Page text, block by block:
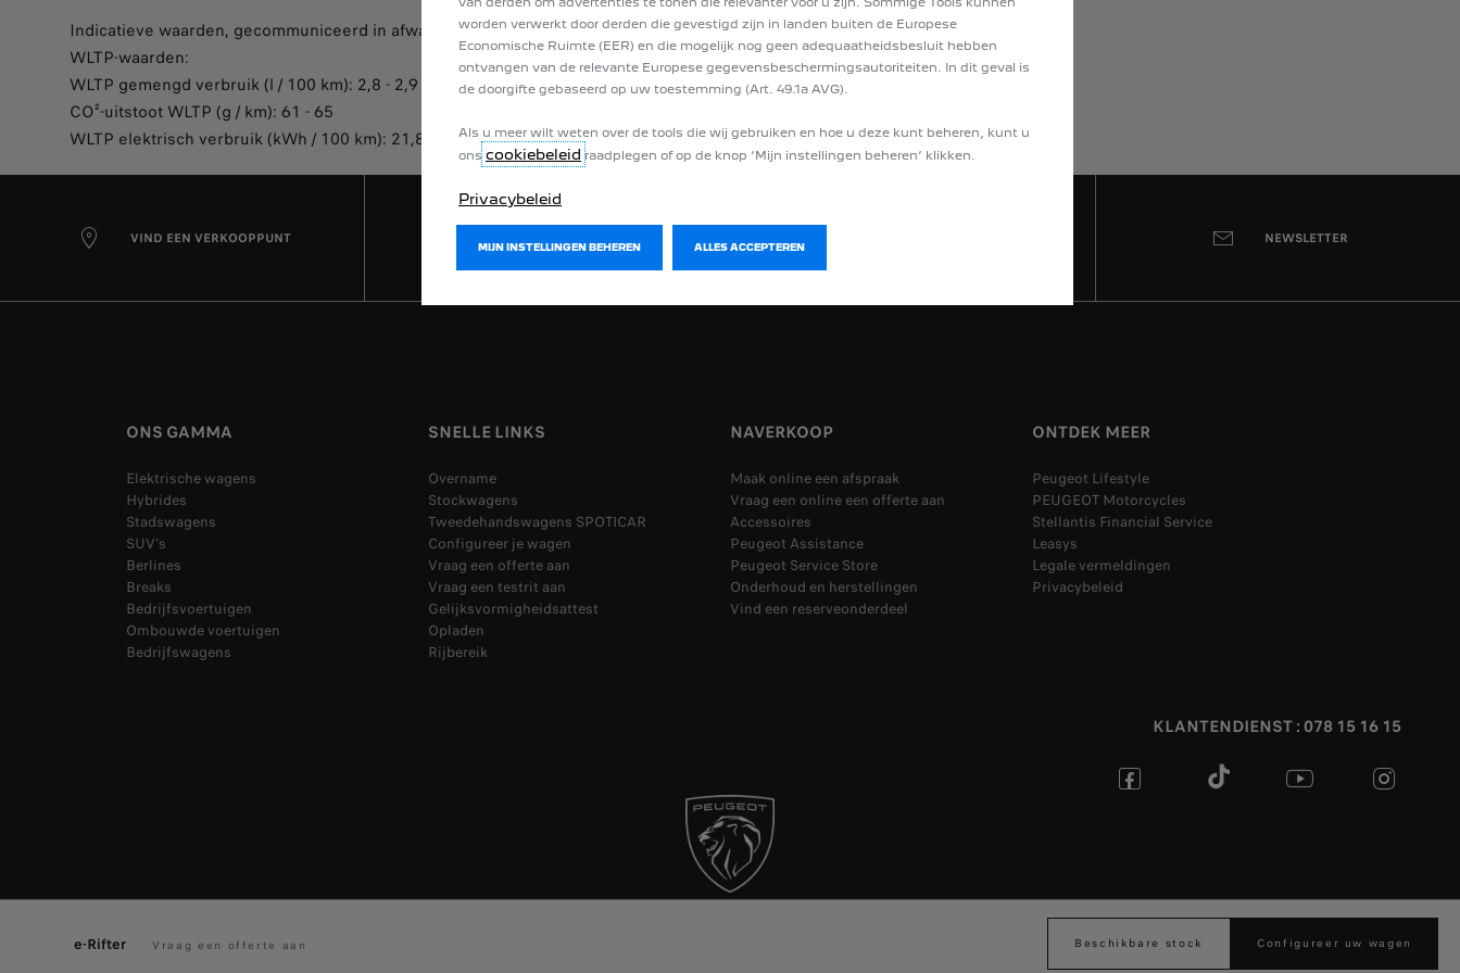
e-Rifter Vraag een offerte aan Beschikbare stock Configureer uw wagen
Indicatieve waarden, gecommuniceerd in afwachting van homologatie.
WLTP-waarden:
WLTP gemengd verbruik (l / 100 km): 2,8 - 2,9
CO²-uitstoot WLTP (g / km): 61 - 65
WLTP elektrisch verbruik (kWh / 100 km): 21,8 - 22,2
VIND EEN VERKOOPPUNT NEWSLETTER
ONS GAMMA
Elektrische wagens
Hybrides
Stadswagens
SUV's
Berlines
Breaks
Bedrijfsvoertuigen
Ombouwde voertuigen
Bedrijfswagens
SNELLE LINKS
Overname
Stockwagens
Tweedehandswagens SPOTICAR
Configureer je wagen
Vraag een offerte aan
Vraag een testrit aan
Gelijksvormigheidsattest
Opladen
Rijbereik
NAVERKOOP
Maak online een afspraak
Vraag een online een offerte aan
Accessoires
Peugeot Assistance
Peugeot Service Store
Onderhoud en herstellingen
Vind een reserveonderdeel
ONTDEK MEER
Peugeot Lifestyle
PEUGEOT Motorcycles
Stellantis Financial Service
Leasys
Legale vermeldingen
Privacybeleid
KLANTENDIENST : 078 15 16 15
Privacybeleid Algemene gebruiksvoorwaarden Toegankelijkheid
worden verwerkt door derden die gevestigd zijn in landen buiten de Europese
Economische Ruimte (EER) en die mogelijk nog geen adequaatheidsbesluit hebben
ontvangen van de relevante Europese gegevensbeschermingsautoriteiten. In dit geval is
de doorgifte gebaseerd op uw toestemming (Art. 49.1a AVG).
Als u meer wilt weten over de tools die wij gebruiken en hoe u deze kunt beheren, kunt u
ons cookiebeleid raadplegen of op de knop ‘Mijn instellingen beheren’ klikken.
Privacybeleid
MIJN INSTELLINGEN BEHEREN ALLES ACCEPTEREN